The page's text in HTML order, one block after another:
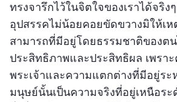
ทรงจารึกไว้ในจิตใจของเราได้จริง
อุปสรรคไม่น้อยคอยขัดขวางมิให้เห
สามารถที่มีอยู่โดยธรรมชาติของต
ประสิทธิภาพและประสิทธิผล เพราะ
พระเจ้าและความแตกต่างที่มีอยู่ระ
มนุษย์นั้นเป็นความจริงที่อยู่เหนือระ